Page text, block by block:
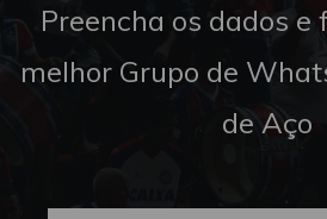
Preencha os dados
melhor Grupo de
de Aço